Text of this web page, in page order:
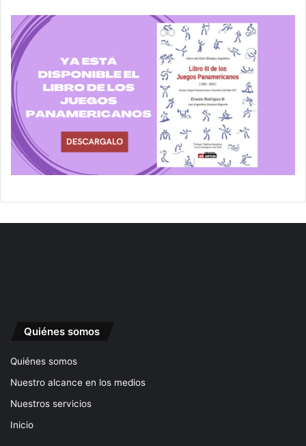
Quiénes somos
Quiénes somos
Nuestro alcance en los medios
Nuestros servicios
Inicio